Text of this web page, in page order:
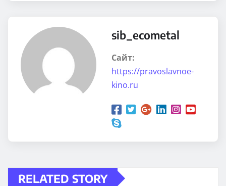
sib_ecometal
Сайт:
https://pravoslavnoe-
kino.ru
RELATED STORY